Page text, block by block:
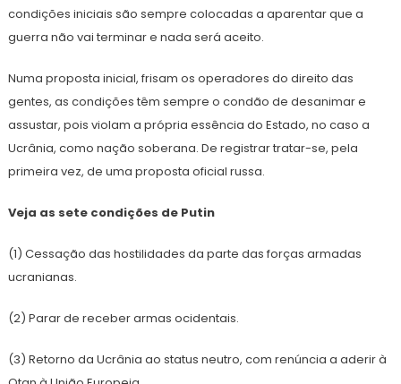
condições iniciais são sempre colocadas a aparentar que a
guerra não vai terminar e nada será aceito.
Numa proposta inicial, frisam os operadores do direito das
gentes, as condições têm sempre o condão de desanimar e
assustar, pois violam a própria essência do Estado, no caso a
Ucrânia, como nação soberana. De registrar tratar-se, pela
primeira vez, de uma proposta oficial russa.
Veja as sete condições de Putin
(1) Cessação das hostilidades da parte das forças armadas
ucranianas.
(2) Parar de receber armas ocidentais.
(3) Retorno da Ucrânia ao status neutro, com renúncia a aderir à